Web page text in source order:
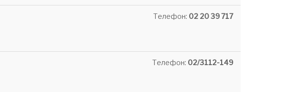
Телефон: 02 20 39 717
Телефон: 02/3112-149